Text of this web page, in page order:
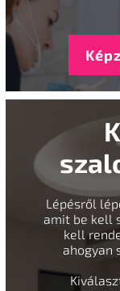
Lépésről
amit be kell
kell
ahogyan